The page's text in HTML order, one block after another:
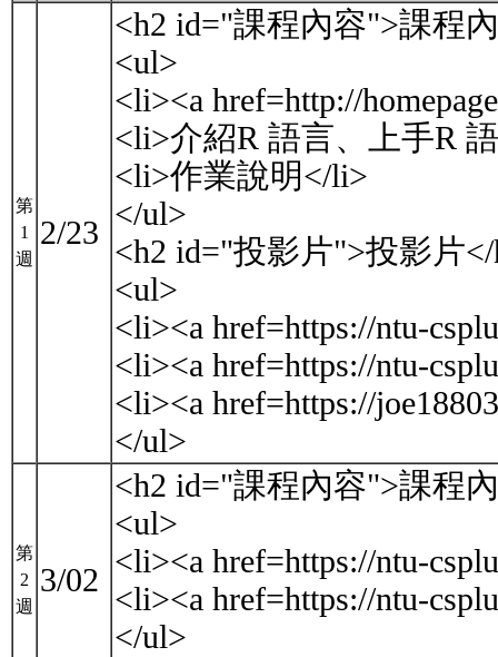
第
1
週
2/23
<h2 id="課程內容">課程
<ul>
<li><a href=http://
<li>介紹R 語言、上手R
<li>作業說明</li>
</ul>
<h2 id="投影片">投影片
<ul>
<li><a href=https://ntu-
<li><a href=https://ntu-
<li><a href=https://
</ul>
第
2
週
3/02
<h2 id="課程內容">課程
<ul>
<li><a href=https://ntu-
<li><a href=https://ntu-
</ul>